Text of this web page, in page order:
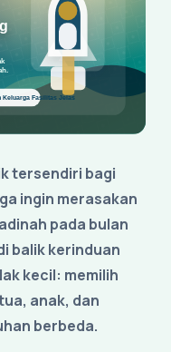
tersendiri bagi
ingin merasakan
pada bulan
balik kerinduan
kecil: memilih
anak, dan
berbeda.